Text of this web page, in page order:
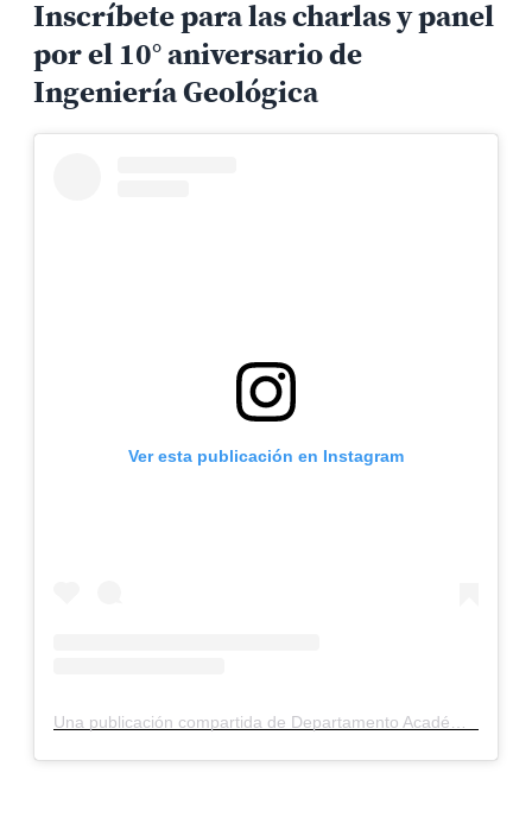
Inscríbete para las charlas y panel
por el 10° aniversario de
Ingeniería Geológica
Ver esta publicación en Instagram